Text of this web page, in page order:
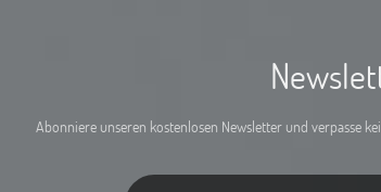
Abonniere unseren kostenlosen Newsletter und verpasse